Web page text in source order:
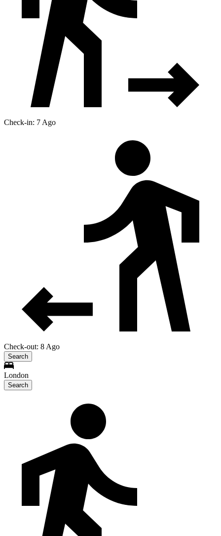
Check-in: 7 Ago
Check-out: 8 Ago
Search
London
Search